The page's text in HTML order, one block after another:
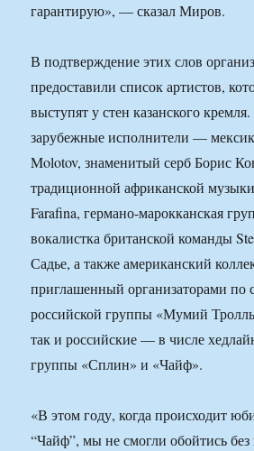
гарантирую», — сказал Миров.
В подтверждение этих слов
предоставили список артистов,
выступят у стен казанского
зарубежные исполнители —
Molotov, знаменитый серб Борис
традиционной африканской
Farafina, германо-марокканская
вокалистка британской команды
Садье, а также американский
приглашенный организаторами по
российской группы «Мумий
так и российские — в числе
группы «Сплин» и «Чайф».
«В этом году, когда происходит
“Чайф”, мы не смогли обойтись